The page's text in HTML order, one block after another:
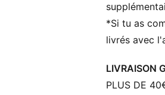
*Si tu as
livrés avec
LIVRAISON
PLUS DE